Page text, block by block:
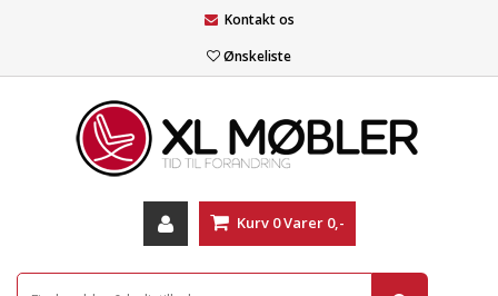
Kontakt os
Ønskeliste
Kurv 0Varer 0,-